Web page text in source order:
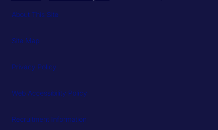
About This Site
Site Map
Privacy Policy
Web Accessibility Policy
Recruitment Information